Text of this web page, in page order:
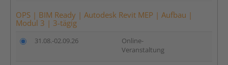
OPS | BIM Ready | Autodesk Revit MEP | Aufbau |
Modul 3 | 3-tägig
31.08.-02.09.26
Online-
Veranstaltung